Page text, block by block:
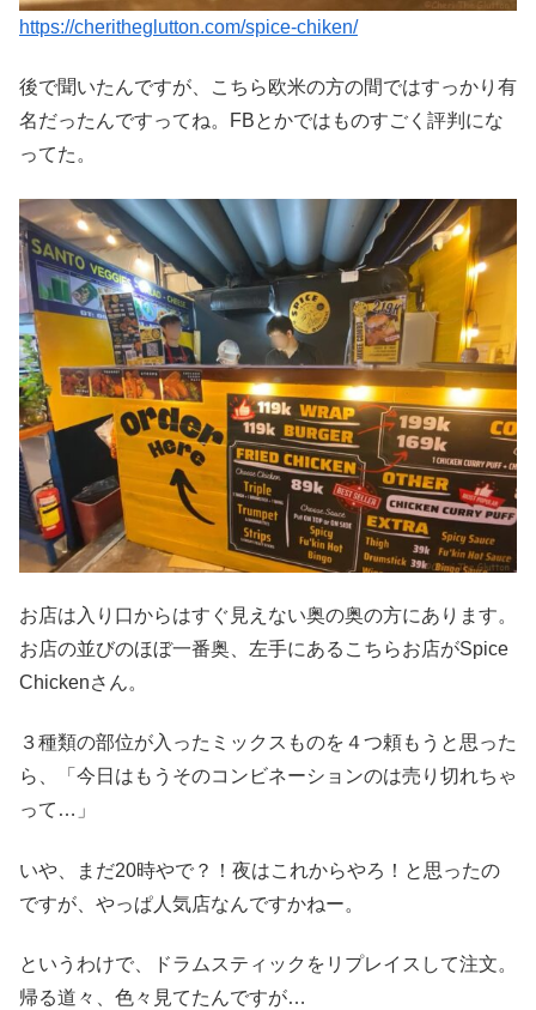
https://cheritheglutton.com/spice-chiken/
後で聞いたんですが、こちら欧米の方の間ではすっかり有
名だったんですってね。FBとかではものすごく評判にな
ってた。
お店は入り口からはすぐ見えない奥の奥の方にあります。
お店の並びのほぼ一番奥、左手にあるこちらお店がSpice
Chickenさん。
３種類の部位が入ったミックスものを４つ頼もうと思った
ら、「今日はもうそのコンビネーションのは売り切れちゃ
って…」
いや、まだ20時やで？！夜はこれからやろ！と思ったの
ですが、やっぱ人気店なんですかねー。
というわけで、ドラムスティックをリプレイスして注文。
帰る道々、色々見てたんですが…